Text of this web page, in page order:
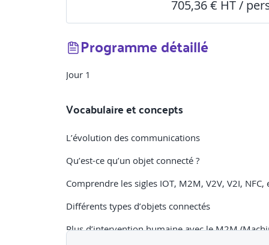
705,36 € HT /
Programme détaillé
Jour 1
Vocabulaire et concepts
L’évolution des communications
Qu’est-ce qu’un objet connecté ?
Comprendre les sigles IOT, M2M, V2V, V2I, NFC,
Différents types d’objets connectés
Plus d’intervention humaine avec le M2M